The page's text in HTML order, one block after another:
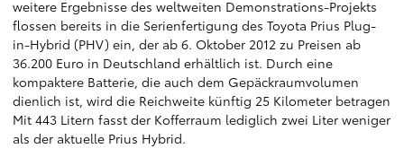
weitere Ergebnisse des weltweiten Demonstrations-Projekts
flossen bereits in die Serienfertigung des Toyota Prius Plug-
in-Hybrid (PHV) ein, der ab 6. Oktober 2012 zu Preisen ab
36.200 Euro in Deutschland erhältlich ist. Durch eine
kompaktere Batterie, die auch dem Gepäckraumvolumen
dienlich ist, wird die Reichweite künftig 25 Kilometer betragen
Mit 443 Litern fasst der Kofferraum lediglich zwei Liter weniger
als der aktuelle Prius Hybrid.